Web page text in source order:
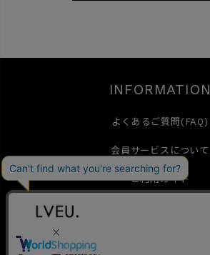
INFORMATION
よくあるご質問(FAQ)
会員サービスについて
ご利用ガイド